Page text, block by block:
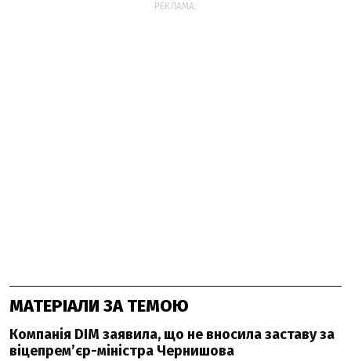
РЕКЛАМА:
МАТЕРІАЛИ ЗА ТЕМОЮ
Компанія DIM заявила, що не вносила заставу за
віцепрем’єр-міністра Чернишова